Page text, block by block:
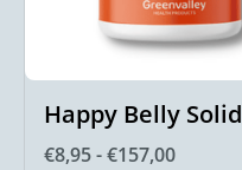
Happy Belly Solid
€8,95-€157,00